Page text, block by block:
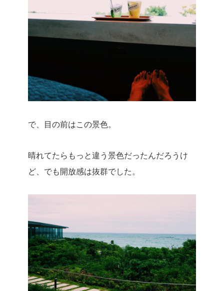
で、目の前はこの景色。
晴れてたらもっと違う景色だったんだろうけ
ど、でも開放感は抜群でした。